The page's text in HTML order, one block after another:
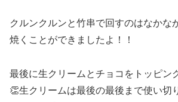
クルンクルンと竹串で回すのはなかな
焼くことができましたよ！！
最後に生クリームとチョコをトッピン
👏生クリームは最後の最後まで使い切